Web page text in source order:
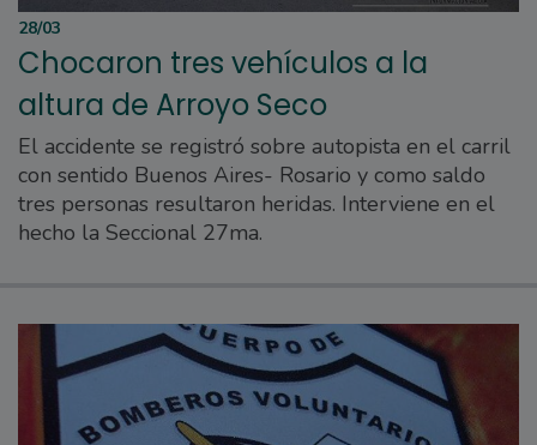
28/03
Chocaron tres vehículos a la
altura de Arroyo Seco
El accidente se registró sobre autopista en el carril
con sentido Buenos Aires- Rosario y como saldo
tres personas resultaron heridas. Interviene en el
hecho la Seccional 27ma.